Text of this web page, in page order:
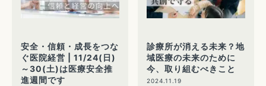
安全・信頼・成長をつな
ぐ医院経営 | 11/24(日)
～30(土)は医療安全推
進週間です
診療所が消える未来？地
域医療の未来のために
今、取り組むべきこと
2024.11.19